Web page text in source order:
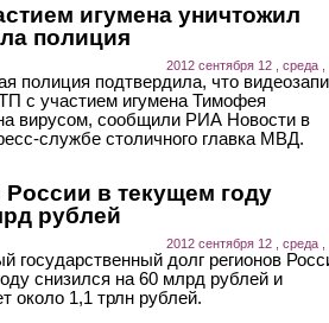
игумена уничтожил
полиция
2012 сентября 12 , среда ,
полиция подтвердила, что
с участием игумена Тимофея
вирусом, сообщили РИА Новости в
службе столичного главка МВД.
России в текущем году
рублей
2012 сентября 12 , среда ,
государственный долг регионов
снизился на 60 млрд рублей и
около 1,1 трлн рублей.